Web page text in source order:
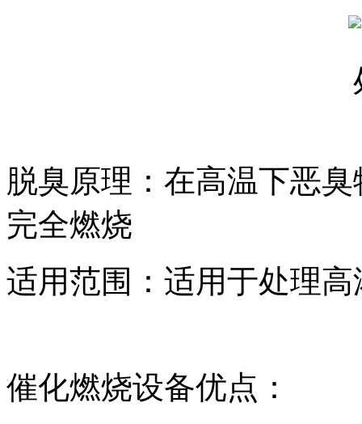
脱臭原理：在高温下恶
完全燃烧
适用范围：适用于处理
催化燃烧设备优点：